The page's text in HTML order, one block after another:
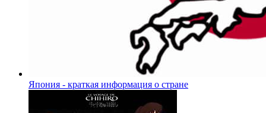
Япония - краткая информация о стране